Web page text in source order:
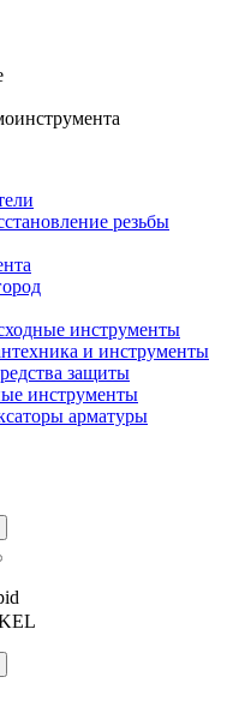
резьбы
инструменты
и инструменты
защиты
инструменты
арматуры